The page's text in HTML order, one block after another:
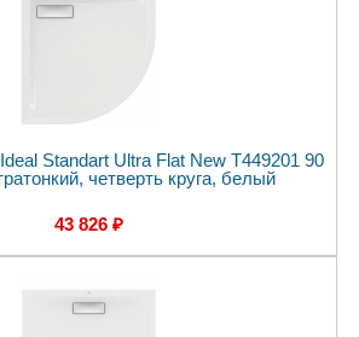
Standart Ultra Flat New T449201 90
четверть круга, белый
43 826 ₽